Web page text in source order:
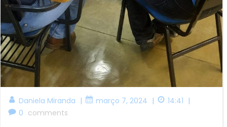
Daniela Miranda | março 7, 2024 | 14:41 |
0 comments